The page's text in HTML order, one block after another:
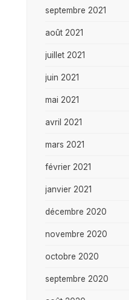
septembre 2021
août 2021
juillet 2021
juin 2021
mai 2021
avril 2021
mars 2021
février 2021
janvier 2021
décembre 2020
novembre 2020
octobre 2020
septembre 2020